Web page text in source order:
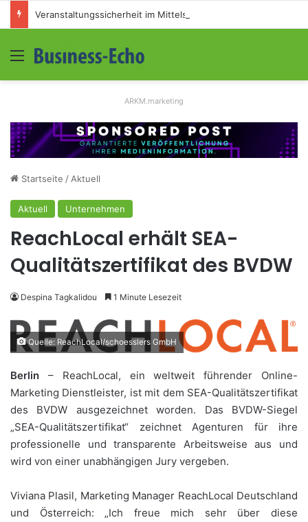
Menü
ARKM.marketing
Startseite / Aktuell
Aktuell Unternehmen
ReachLocal erhält SEA-
Qualitätszertifikat des BVDW
Despina Tagkalidou 1 Minute Lesezeit
Quelle: ReachLocal/schoesslers GmbH
Berlin – ReachLocal, ein weltweit führender Online-
Marketing Dienstleister, ist mit dem SEA-Qualitätszertifikat
des BVDW ausgezeichnet worden. Das BVDW-Siegel
„SEA-Qualitätszertifikat“ zeichnet Agenturen für ihre
professionelle und transparente Arbeitsweise aus und
wird von einer unabhängigen Jury vergeben.
Viviana Plasil, Marketing Manager ReachLocal Deutschland
und Österreich: „Ich freue mich sehr über diese